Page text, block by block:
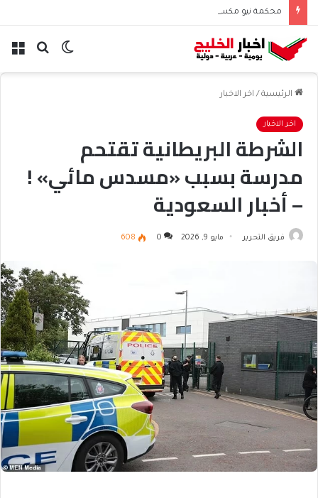
محكمة نيو مكسيكو تغرم ميتا نصف مليار دولار بسبب الأطفال
بحث الوضع
الرئيسية / اخر الاخبار
اخر الاخبار
الشرطة البريطانية تقتحم
مدرسة بسبب «مسدس مائي» !
– أخبار السعودية
فريق التحرير مايو 9, 2026 0
608